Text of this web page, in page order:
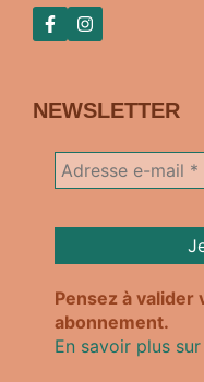
NEWSLETTER
Pensez à
abonnement.
En savoir plus